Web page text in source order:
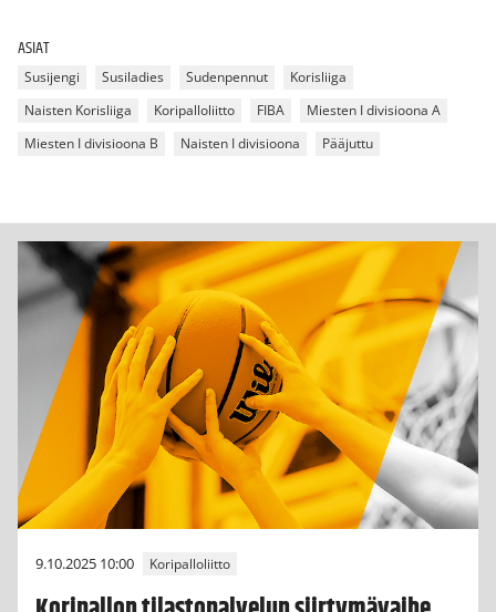
ASIAT
Susijengi Susiladies Sudenpennut
Korisliiga
Naisten Korisliiga
Koripalloliitto FIBA
Miesten I divisioona A
Miesten I divisioona B
Naisten I divisioona Pääjuttu
9.10.2025 10:00 Koripalloliitto